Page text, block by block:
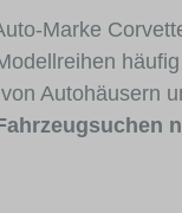
Marke
Autohäusern